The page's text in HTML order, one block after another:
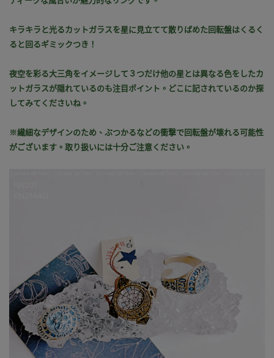
キラキラと光るカットガラスを星に見立てて散りばめた回転盤はくるく
ると回るギミックつき！
夜空を彩る大三角をイメージして３つだけ他の星とは異なる色をしたカ
ットガラスが隠れているのも注目ポイント。どこに記されているのか探
してみてくださいね。
※繊細なデザインのため、ぶつかるなどの衝撃で回転盤が壊れる可能性
がございます。取り扱いには十分ご注意ください。